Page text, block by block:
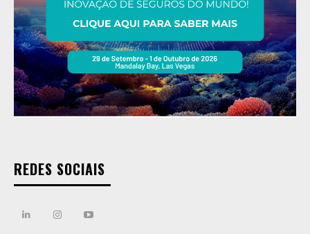
REDES SOCIAIS